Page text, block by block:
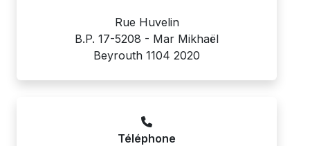
Rue Huvelin
B.P. 17-5208 - Mar Mikhaël
Beyrouth 1104 2020
Téléphone